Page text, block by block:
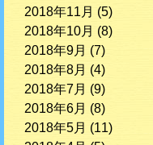
2018年11月 (5)
2018年10月 (8)
2018年9月 (7)
2018年8月 (4)
2018年7月 (9)
2018年6月 (8)
2018年5月 (11)